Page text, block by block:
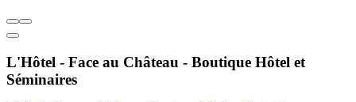
L'Hôtel - Face au Château - Boutique Hôtel et
Séminaires